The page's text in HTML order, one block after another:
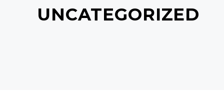
UNCATEGORIZED